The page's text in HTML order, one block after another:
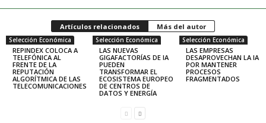
Artículos relacionados Más del autor
Selección Económica
REPINDEX COLOCA A
TELEFÓNICA AL
FRENTE DE LA
REPUTACIÓN
ALGORÍTMICA DE LAS
TELECOMUNICACIONES
Selección Económica
LAS NUEVAS
GIGAFACTORÍAS DE IA
PUEDEN
TRANSFORMAR EL
ECOSISTEMA EUROPEO
DE CENTROS DE
DATOS Y ENERGÍA
Selección Económica
LAS EMPRESAS
DESAPROVECHAN LA IA
POR MANTENER
PROCESOS
FRAGMENTADOS